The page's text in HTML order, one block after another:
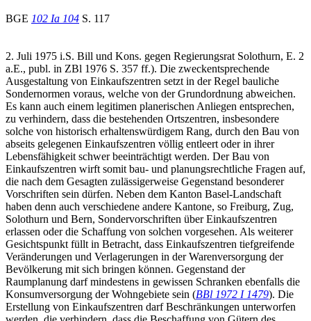
BGE 102 Ia 104 S. 117
2. Juli 1975 i.S. Bill und Kons. gegen Regierungsrat Solothurn, E. 2
a.E., publ. in ZBl 1976 S. 357 ff.). Die zweckentsprechende
Ausgestaltung von Einkaufszentren setzt in der Regel bauliche
Sondernormen voraus, welche von der Grundordnung abweichen.
Es kann auch einem legitimen planerischen Anliegen entsprechen,
zu verhindern, dass die bestehenden Ortszentren, insbesondere
solche von historisch erhaltenswürdigem Rang, durch den Bau von
abseits gelegenen Einkaufszentren völlig entleert oder in ihrer
Lebensfähigkeit schwer beeinträchtigt werden. Der Bau von
Einkaufszentren wirft somit bau- und planungsrechtliche Fragen auf,
die nach dem Gesagten zulässigerweise Gegenstand besonderer
Vorschriften sein dürfen. Neben dem Kanton Basel-Landschaft
haben denn auch verschiedene andere Kantone, so Freiburg, Zug,
Solothurn und Bern, Sondervorschriften über Einkaufszentren
erlassen oder die Schaffung von solchen vorgesehen. Als weiterer
Gesichtspunkt füllt in Betracht, dass Einkaufszentren tiefgreifende
Veränderungen und Verlagerungen in der Warenversorgung der
Bevölkerung mit sich bringen können. Gegenstand der
Raumplanung darf mindestens in gewissen Schranken ebenfalls die
Konsumversorgung der Wohngebiete sein (BBl 1972 I 1479). Die
Erstellung von Einkaufszentren darf Beschränkungen unterworfen